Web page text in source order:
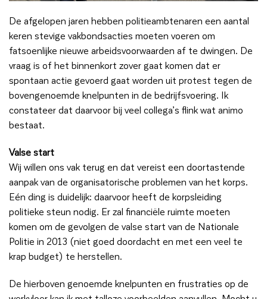
De afgelopen jaren hebben politieambtenaren een aantal
keren stevige vakbondsacties moeten voeren om
fatsoenlijke nieuwe arbeidsvoorwaarden af te dwingen. De
vraag is of het binnenkort zover gaat komen dat er
spontaan actie gevoerd gaat worden uit protest tegen de
bovengenoemde knelpunten in de bedrijfsvoering. Ik
constateer dat daarvoor bij veel collega’s flink wat animo
bestaat.
Valse start
Wij willen ons vak terug en dat vereist een doortastende
aanpak van de organisatorische problemen van het korps.
Eén ding is duidelijk: daarvoor heeft de korpsleiding
politieke steun nodig. Er zal financiële ruimte moeten
komen om de gevolgen de valse start van de Nationale
Politie in 2013 (niet goed doordacht en met een veel te
krap budget) te herstellen.
De hierboven genoemde knelpunten en frustraties op de